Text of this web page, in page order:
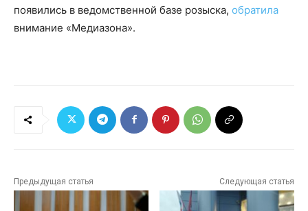
появились в ведомственной базе розыска, обратила
внимание «Медиазона».
Предыдущая статья Следующая статья